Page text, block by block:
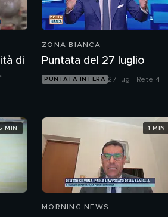
di
ZONA BIANCA
Puntata del 27 luglio
PUNTATA INTERA 27 lug | Rete 4
MIN
MORNING NEWS
1 MIN